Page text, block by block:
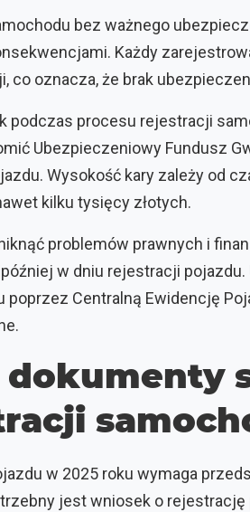
bez ważnego
Każdy
co oznacza, że brak
podczas procesu rejestracji
Ubezpieczeniowy Fundusz
Wysokość kary zależy od
kilku tysięcy złotych.
problemów prawnych i
w dniu rejestracji
poprzez Centralną Ewidencję
w 2025 roku wymaga
jest wniosek o rejestrację